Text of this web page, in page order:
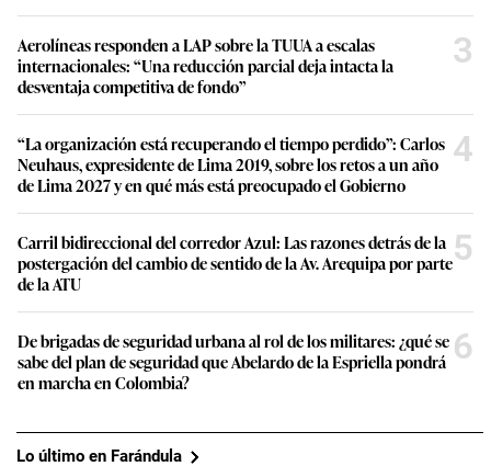
Aerolíneas responden a LAP sobre la TUUA a escalas
internacionales: “Una reducción parcial deja intacta la
desventaja competitiva de fondo”
3
“La organización está recuperando el tiempo perdido”: Carlos
Neuhaus, expresidente de Lima 2019, sobre los retos a un año
de Lima 2027 y en qué más está preocupado el Gobierno
4
Carril bidireccional del corredor Azul: Las razones detrás de la
postergación del cambio de sentido de la Av. Arequipa por parte
de la ATU
5
De brigadas de seguridad urbana al rol de los militares: ¿qué se
sabe del plan de seguridad que Abelardo de la Espriella pondrá
en marcha en Colombia?
6
Lo último en Farándula